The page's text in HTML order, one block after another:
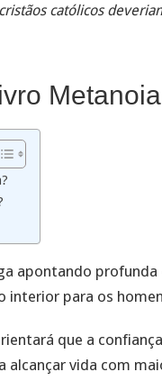
católicos
apontando profunda
interior para os
que a
alcançar vida com